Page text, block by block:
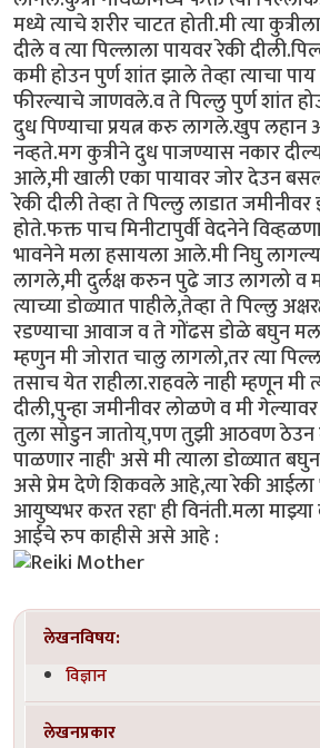
मध्ये त्याचे शरीर चाटत होती.मी त्या
दीले व त्या पिल्लाला पायवर रेकी
कमी होउन पुर्ण शांत झाले तेव्हा त्याचा
फीरल्याचे जाणवले.व ते पिल्लु पुर्ण शांत
दुध पिण्याचा प्रयत्न करु लागले.खुप
नव्हते.मग कुत्रीने दुध पाजण्यास नकार
आले,मी खाली एका पायावर जोर देउन
रेकी दीली तेव्हा ते पिल्लु लाडात
होते.फक्त पाच मिनीटापुर्वी वेदनेने
भावनेने मला हसायला आले.मी निघु
लागले,मी दुर्लक्ष करुन पुढे जाउ लागलो
त्याच्या डोळ्यात पाहीले,तेव्हा ते पिल्लु
रडण्याचा आवाज व ते गोंढस डोळे बघुन
म्हणुन मी जोरात चालु लागलो,तर त्या
तसाच येत राहीला.राहवले नाही म्हणून मी
दीली,पुन्हा जमीनीवर लोळणे व मी
तुला सोडुन जातोय्,पण तुझी आठवण ठेउन
पाळणार नाही' असे मी त्याला डोळ्यात
असे प्रेम देणे शिकवले आहे,त्या रेकी आईला
आयुष्यभर करत रहा' ही विनंती.मला
आईचे रुप काहीसे असे आहे :
लेखनविषय:
विज्ञान
लेखनप्रकार